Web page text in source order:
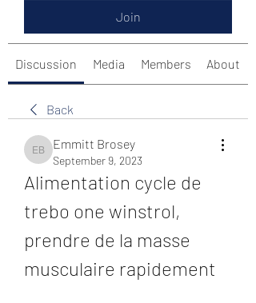
Join
Discussion Media Members About
Back
Emmitt Brosey
Emmitt Brosey
September 9, 2023
Alimentation cycle de
trebo one winstrol,
prendre de la masse
musculaire rapidement